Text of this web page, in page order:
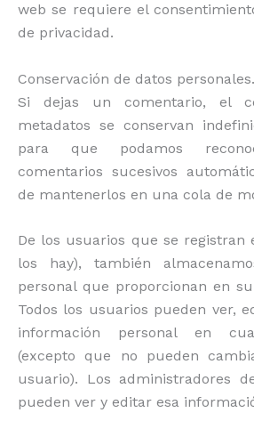
web se requiere el
de privacidad.
Conservación de datos personales.
Si dejas un comentario, el
metadatos se conservan
para que podamos
comentarios sucesivos
de mantenerlos en una cola de
De los usuarios que se registran
los hay), también
personal que proporcionan en
Todos los usuarios pueden ver,
información personal en
(excepto que no pueden
usuario). Los administradores
pueden ver y editar esa